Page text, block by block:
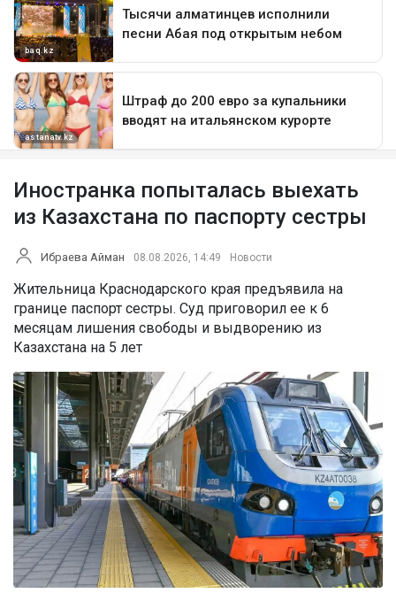
Иностранка попыталась выехать
из Казахстана по паспорту сестры
Ибраева Айман 08.08.2026, 14:49 Новости
Жительница Краснодарского края предъявила на
границе паспорт сестры. Суд приговорил ее к 6
месяцам лишения свободы и выдворению из
Казахстана на 5 лет